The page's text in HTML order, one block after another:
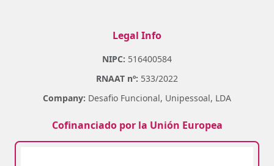
Legal Info
NIPC: 516400584
RNAAT nº: 533/2022
Company: Desafio Funcional, Unipessoal, LDA
Cofinanciado por la Unión Europea